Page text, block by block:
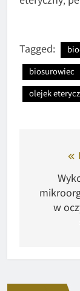
Tagged:
biosurowiec
olejek
wpisu
w